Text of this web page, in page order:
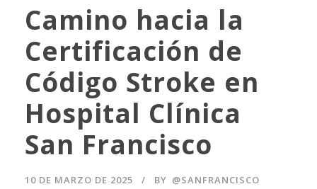
Camino hacia la
Certificación de
Código Stroke en
Hospital Clínica
San Francisco
10 DE MARZO DE 2025 BY @SANFRANCISCO